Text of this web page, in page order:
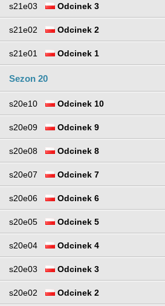
s21e03 Odcinek 3
s21e02 Odcinek 2
s21e01 Odcinek 1
Sezon 20
s20e10 Odcinek 10
s20e09 Odcinek 9
s20e08 Odcinek 8
s20e07 Odcinek 7
s20e06 Odcinek 6
s20e05 Odcinek 5
s20e04 Odcinek 4
s20e03 Odcinek 3
s20e02 Odcinek 2